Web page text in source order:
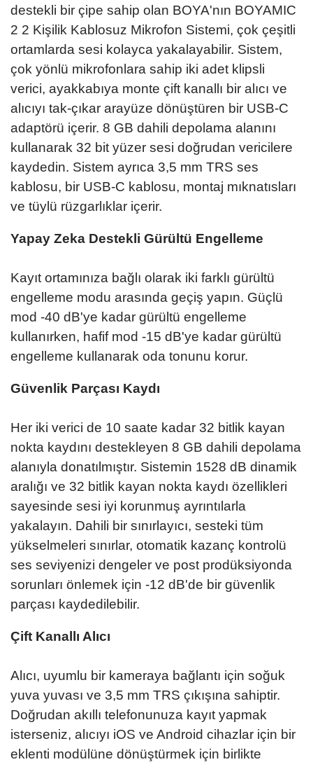
destekli bir çipe sahip olan BOYA'nın BOYAMIC
2 2 Kişilik Kablosuz Mikrofon Sistemi, çok çeşitli
ortamlarda sesi kolayca yakalayabilir. Sistem,
çok yönlü mikrofonlara sahip iki adet klipsli
verici, ayakkabıya monte çift kanallı bir alıcı ve
alıcıyı tak-çıkar arayüze dönüştüren bir USB-C
adaptörü içerir. 8 GB dahili depolama alanını
kullanarak 32 bit yüzer sesi doğrudan vericilere
kaydedin. Sistem ayrıca 3,5 mm TRS ses
kablosu, bir USB-C kablosu, montaj mıknatısları
ve tüylü rüzgarlıklar içerir.
Yapay Zeka Destekli Gürültü Engelleme
Kayıt ortamınıza bağlı olarak iki farklı gürültü
engelleme modu arasında geçiş yapın. Güçlü
mod -40 dB'ye kadar gürültü engelleme
kullanırken, hafif mod -15 dB'ye kadar gürültü
engelleme kullanarak oda tonunu korur.
Güvenlik Parçası Kaydı
Her iki verici de 10 saate kadar 32 bitlik kayan
nokta kaydını destekleyen 8 GB dahili depolama
alanıyla donatılmıştır. Sistemin 1528 dB dinamik
aralığı ve 32 bitlik kayan nokta kaydı özellikleri
sayesinde sesi iyi korunmuş ayrıntılarla
yakalayın. Dahili bir sınırlayıcı, sesteki tüm
yükselmeleri sınırlar, otomatik kazanç kontrolü
ses seviyenizi dengeler ve post prodüksiyonda
sorunları önlemek için -12 dB'de bir güvenlik
parçası kaydedilebilir.
Çift Kanallı Alıcı
Alıcı, uyumlu bir kameraya bağlantı için soğuk
yuva yuvası ve 3,5 mm TRS çıkışına sahiptir.
Doğrudan akıllı telefonunuza kayıt yapmak
isterseniz, alıcıyı iOS ve Android cihazlar için bir
eklenti modülüne dönüştürmek için birlikte